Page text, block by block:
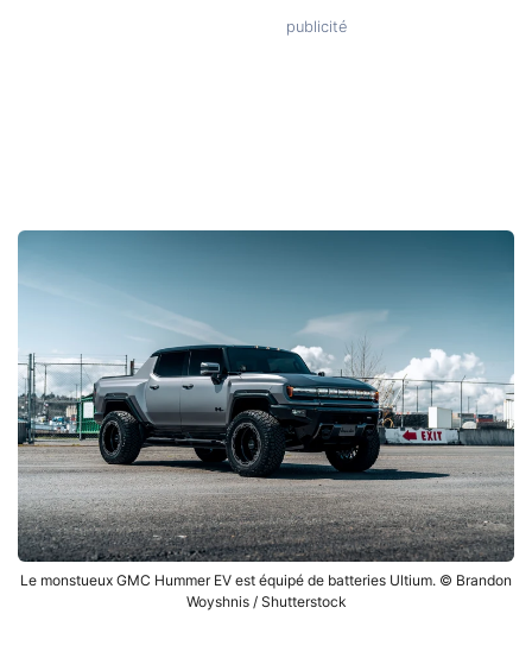
Le monstueux GMC Hummer EV est équipé de batteries Ultium. © Brandon
Woyshnis / Shutterstock